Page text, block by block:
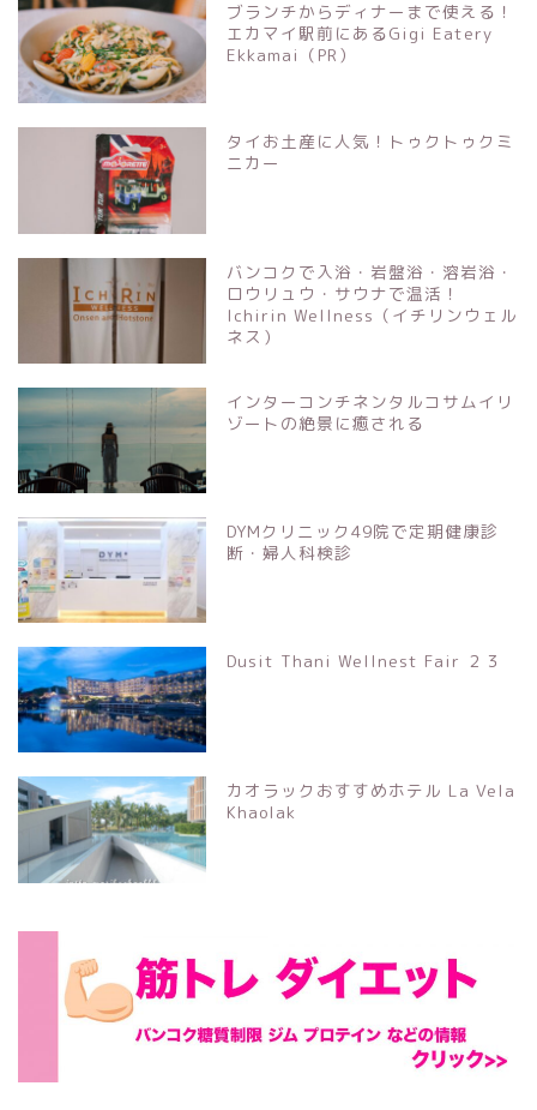
ブランチからディナーまで使える！
エカマイ駅前にあるGigi Eatery
Ekkamai（PR）
タイお土産に人気！トゥクトゥクミ
ニカー
バンコクで入浴・岩盤浴・溶岩浴・
ロウリュウ・サウナで温活！
Ichirin Wellness（イチリンウェル
ネス）
インターコンチネンタルコサムイリ
ゾートの絶景に癒される
DYMクリニック49院で定期健康診
断・婦人科検診
Dusit Thani Wellnest Fair ２３
カオラックおすすめホテル La Vela
Khaolak